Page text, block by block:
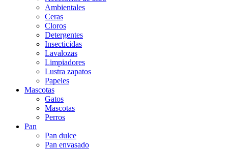
Ambientales
Ceras
Cloros
Detergentes
Insecticidas
Lavalozas
Limpiadores
Lustra zapatos
Papeles
Mascotas
Gatos
Mascotas
Perros
Pan
Pan dulce
Pan envasado